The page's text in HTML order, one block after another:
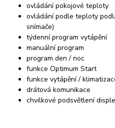
ovládání pokojové teploty
ovládání podle teploty
snímače)
týdenní program vytápění
manuální program
program den / noc
funkce Optimum Start
funkce vytápění /
drátová komunikace
chvilkové podsvětlení